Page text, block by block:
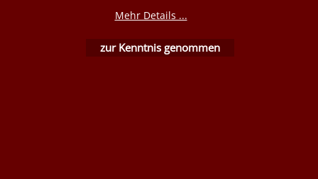
Mehr Details ...
zur Kenntnis genommen